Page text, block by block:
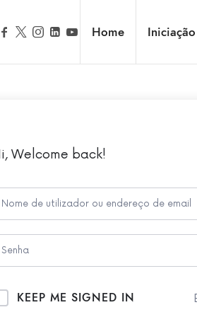
Home Iniciação
Welcome back!
KEEP ME SIGNED IN